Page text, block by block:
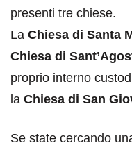
presenti tre chiese.
La Chiesa di Santa
Chiesa di
proprio interno
la Chiesa di San
Se state cercando